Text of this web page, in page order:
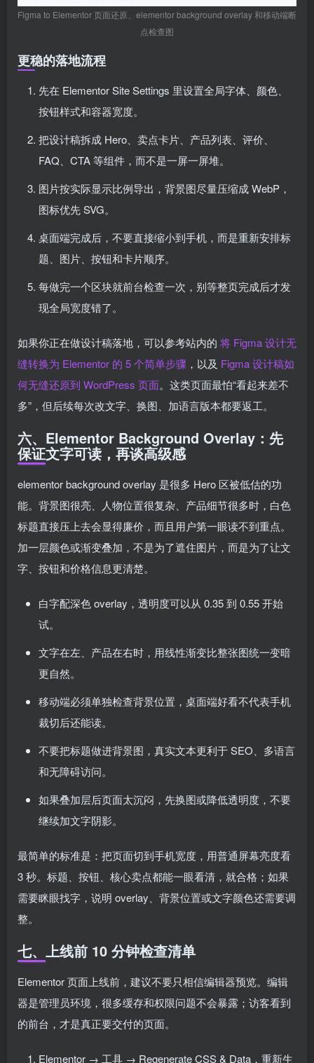
Figma to Elementor 页面还原、elementor background overlay 和移动端断
点检查图
更稳的落地流程
先在 Elementor Site Settings 里设置全局字体、颜色、
按钮样式和容器宽度。
把设计稿拆成 Hero、卖点卡片、产品列表、评价、
FAQ、CTA 等组件，而不是一屏一屏堆。
图片按实际显示比例导出，背景图尽量压缩成 WebP，
图标优先 SVG。
桌面端完成后，不要直接缩小到手机，而是重新安排标
题、图片、按钮和卡片顺序。
每做完一个区块就前台检查一次，别等整页完成后才发
现全局宽度错了。
如果你正在做设计稿落地，可以参考站内的 将 Figma 设计无
缝转换为 Elementor 的 5 个简单步骤 ，以及 Figma 设计稿如
何无缝还原到 WordPress 页面。这类页面最怕“看起来差不
多”，但后续每次改文字、换图、加语言版本都要返工。
六、Elementor Background Overlay：先
保证文字可读，再谈高级感
elementor background overlay 是很多 Hero 区被低估的功
能。背景图很亮、人物位置很复杂、产品细节很多时，白色
标题直接压上去会显得廉价，而且用户第一眼读不到重点。
加一层颜色或渐变叠加，不是为了遮住图片，而是为了让文
字、按钮和价格信息更清楚。
白字配深色 overlay，透明度可以从 0.35 到 0.55 开始
试。
文字在左、产品在右时，用线性渐变比整张图统一变暗
更自然。
移动端必须单独检查背景位置，桌面端好看不代表手机
裁切后还能读。
不要把标题做进背景图，真实文本更利于 SEO、多语言
和无障碍访问。
如果叠加层后页面太沉闷，先换图或降低透明度，不要
继续加文字阴影。
最简单的标准是：把页面切到手机宽度，用普通屏幕亮度看
3 秒。标题、按钮、核心卖点都能一眼看清，就合格；如果
需要眯眼找字，说明 overlay、背景位置或文字颜色还需要调
整。
七、上线前 10 分钟检查清单
Elementor 页面上线前，建议不要只相信编辑器预览。编辑
器是管理员环境，很多缓存和权限问题不会暴露；访客看到
的前台，才是真正要交付的页面。
Elementor → 工具 → Regenerate CSS & Data，重新生